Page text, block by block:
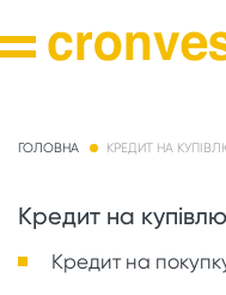
ГОЛОВНА
Кредит на купівлю
Кредит на